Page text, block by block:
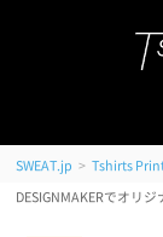
SWEAT.jp > Tshirts
DESIGNMAKERでオリ